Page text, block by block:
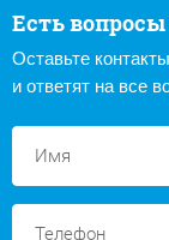
Есть
Оставьте
и ответят на все